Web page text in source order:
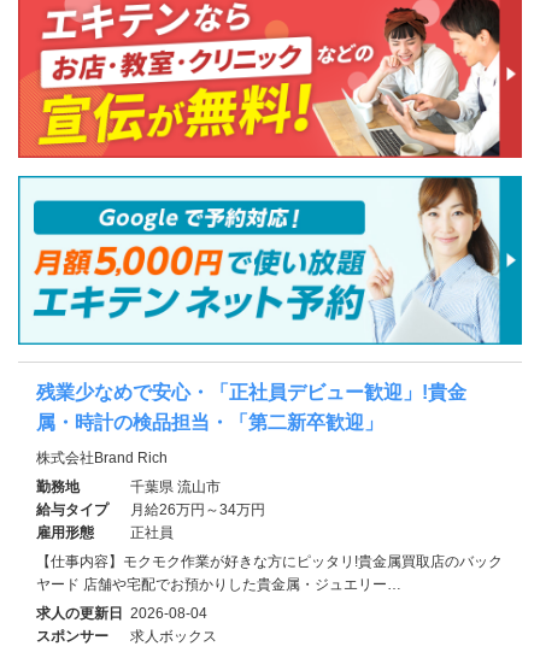
残業少なめで安心・「正社員デビュー歓迎」!貴金
属・時計の検品担当・「第二新卒歓迎」
株式会社Brand Rich
勤務地
千葉県 流山市
給与タイプ
月給26万円～34万円
雇用形態
正社員
【仕事内容】モクモク作業が好きな方にピッタリ!貴金属買取店のバック
ヤード 店舗や宅配でお預かりした貴金属・ジュエリー…
求人の更新日 2026-08-04
スポンサー
求人ボックス